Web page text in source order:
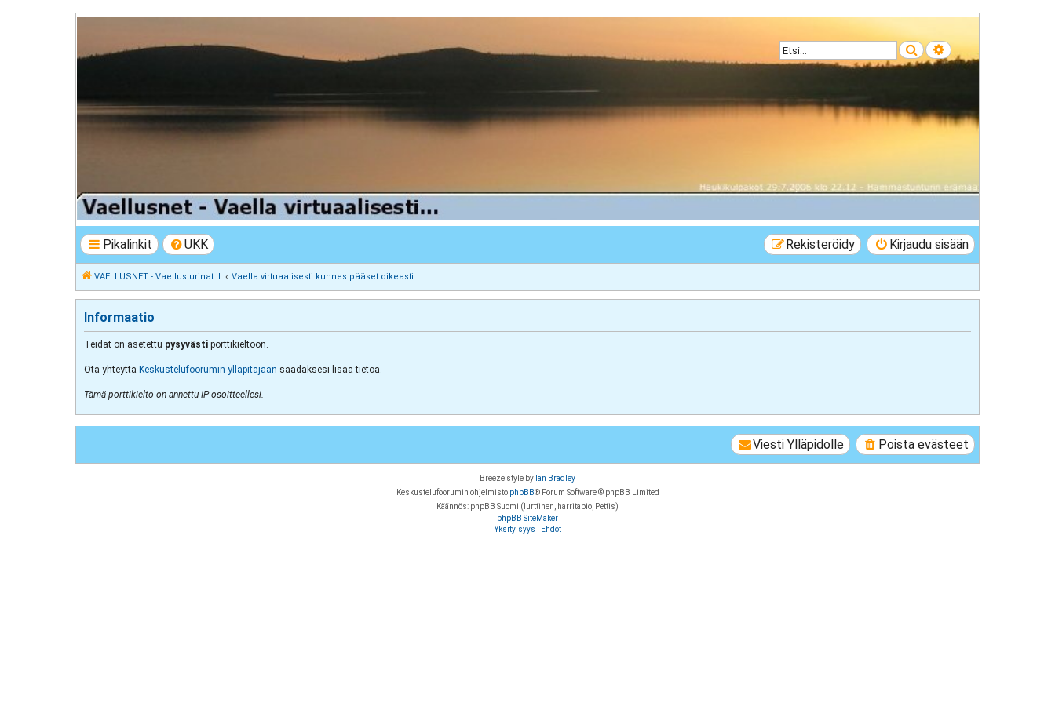
Etsi Tarkennettu haku
VAELLUSNET - Vaellusturinat II
Keskustelua vaeltamisesta ja Lapista
Pikalinkit UKK Kirjaudu sisään
Rekisteröidy
VAELLUSNET - Vaellusturinat II Vaella virtuaalisesti kunnes pääset oikeasti
Informaatio
Teidät on asetettu pysyvästi porttikieltoon.
Ota yhteyttä Keskustelufoorumin ylläpitäjään saadaksesi lisää tietoa.
Tämä porttikielto on annettu IP-osoitteellesi.
Poista evästeet
Viesti Ylläpidolle
Breeze style by Ian Bradley
Keskustelufoorumin ohjelmisto phpBB® Forum Software © phpBB Limited
Käännös: phpBB Suomi (lurttinen, harritapio, Pettis)
phpBB SiteMaker
Yksityisyys
Ehdot